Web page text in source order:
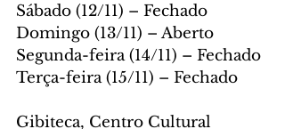
Sábado (12/11) – Fechado
Domingo (13/11) – Aberto
Segunda-feira (14/11) – Fechado
Terça-feira (15/11) – Fechado
Gibiteca, Centro Cultural